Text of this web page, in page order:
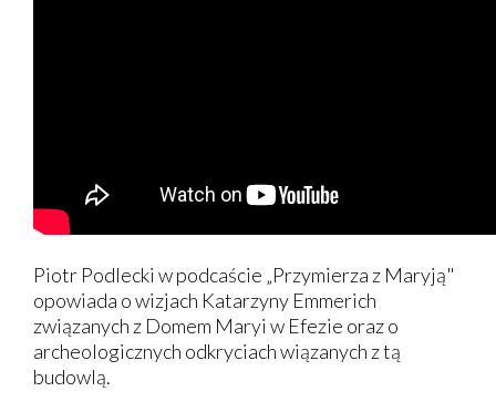
Piotr Podlecki w podcaście „Przymierza z Maryją"
opowiada o wizjach Katarzyny Emmerich
związanych z Domem Maryi w Efezie oraz o
archeologicznych odkryciach wiązanych z tą
budowlą.